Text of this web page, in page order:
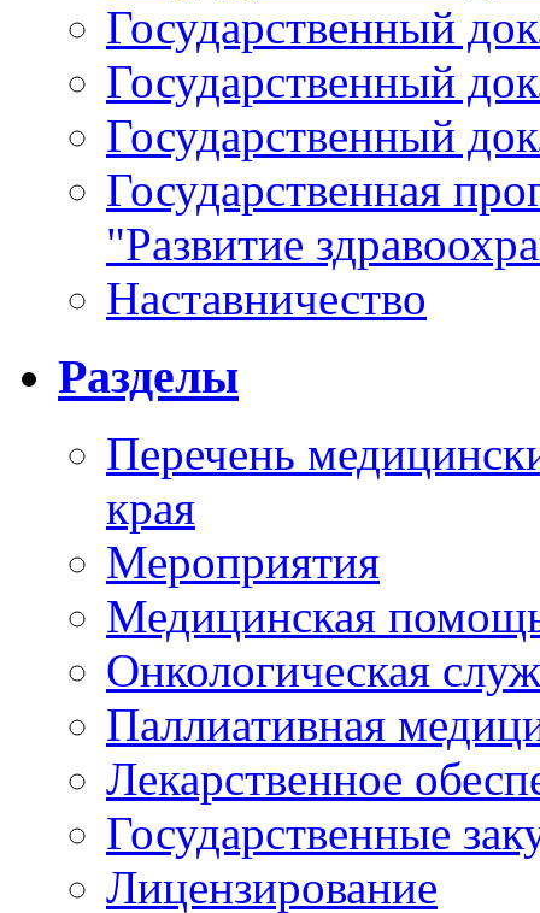
Государственный
Государственный
Государственный
Государственная
"Развитие
Наставничество
Разделы
Перечень
края
Мероприятия
Медицинская
Онкологическая
Паллиативная
Лекарственное
Государственные
Лицензирование